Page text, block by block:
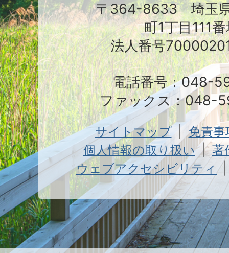
〒364-8633 埼玉
町1丁目111
法人番号
電話番号：048-
ファックス：048-
サイトマップ
免責
個人情報の取り扱い
著
ウェブアクセシビリティ